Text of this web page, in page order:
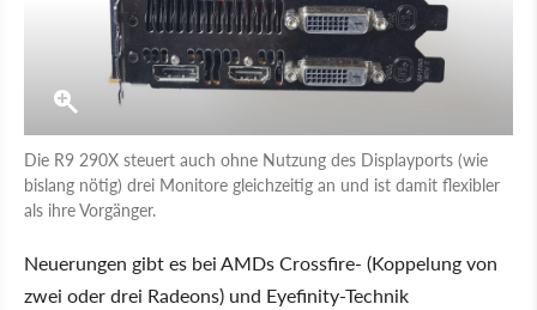
Die R9 290X steuert auch ohne Nutzung des Displayports (wie
bislang nötig) drei Monitore gleichzeitig an und ist damit flexibler
als ihre Vorgänger.
Neuerungen gibt es bei AMDs Crossfire- (Koppelung von
zwei oder drei Radeons) und Eyefinity-Technik